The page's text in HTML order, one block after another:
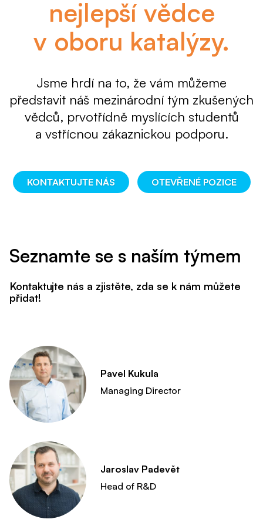
nejlepší vědce
v oboru katalýzy.
Jsme hrdí na to, že vám můžeme
představit náš mezinárodní tým zkušených
vědců, prvotřídně myslících studentů
a vstřícnou zákaznickou podporu.
KONTAKTUJTE NÁS OTEVŘENÉ POZICE
Seznamte se s naším týmem
Kontaktujte nás a zjistěte, zda se k nám můžete
přidat!
Pavel Kukula
Managing Director
Jaroslav Padevět
Head of R&D